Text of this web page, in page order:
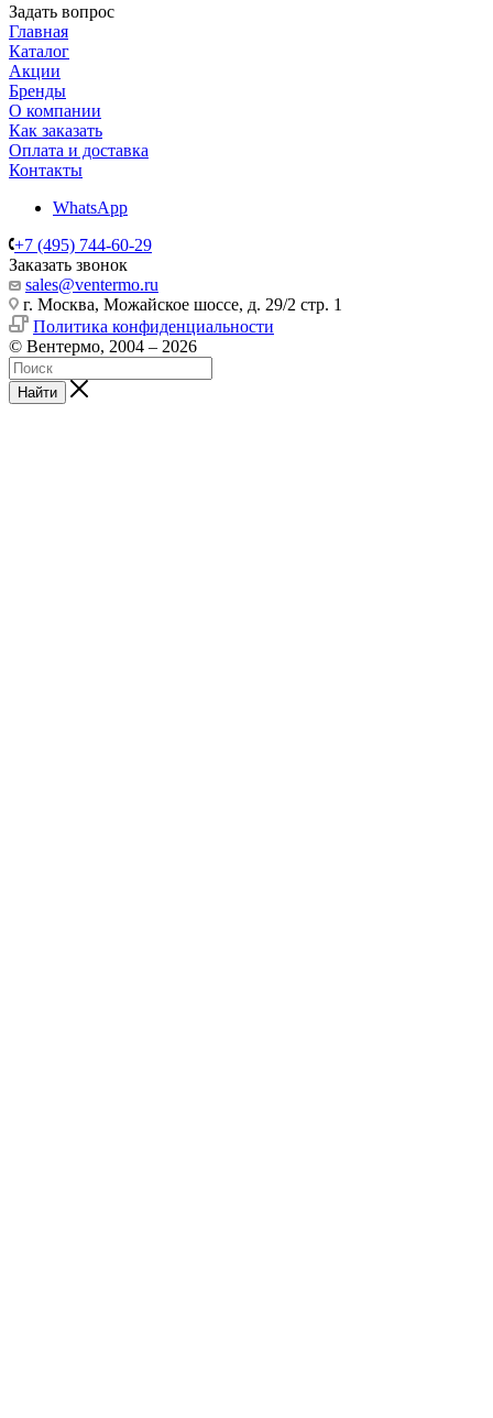
Задать вопрос
Главная
Каталог
Акции
Бренды
О компании
Как заказать
Оплата и доставка
Контакты
WhatsApp
+7 (495) 744-60-29
Заказать звонок
sales@ventermo.ru
г. Москва, Можайское шоссе, д. 29/2 стр. 1
Политика конфиденциальности
© Вентермо, 2004 – 2026
Найти